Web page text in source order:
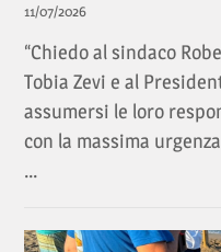
11/07/2026
“Chiedo al sindaco
Tobia Zevi e al
assumersi le loro
con la massima
...